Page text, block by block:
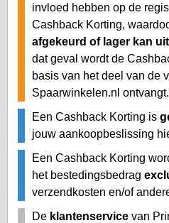
invloed hebben op de
Cashback Korting,
afgekeurd of lager kan
dat geval wordt de
basis van het deel van de
Spaarwinkelen.nl ontvangt.
Een Cashback Korting is
jouw aankoopbeslissing
Een Cashback Korting
het bestedingsbedrag
verzendkosten en/of
De klantenservice van